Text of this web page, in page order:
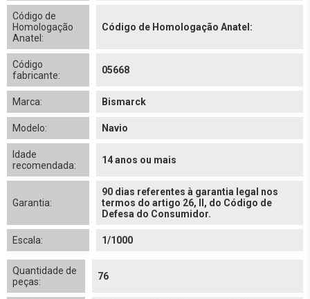
Código de
Homologação
Anatel:
Código de Homologação Anatel:
Código
fabricante:
05668
Marca: Bismarck
Modelo: Navio
Idade
recomendada:
14 anos ou mais
Garantia:
90 dias referentes à garantia legal nos
termos do artigo 26, II, do Código de
Defesa do Consumidor.
Escala: 1/1000
Quantidade de
peças:
76